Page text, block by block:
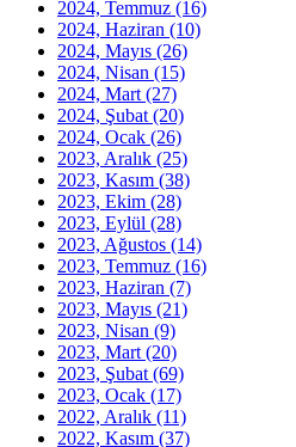
2024, Temmuz (16)
2024, Haziran (10)
2024, Mayıs (26)
2024, Nisan (15)
2024, Mart (27)
2024, Şubat (20)
2024, Ocak (26)
2023, Aralık (25)
2023, Kasım (38)
2023, Ekim (28)
2023, Eylül (28)
2023, Ağustos (14)
2023, Temmuz (16)
2023, Haziran (7)
2023, Mayıs (21)
2023, Nisan (9)
2023, Mart (20)
2023, Şubat (69)
2023, Ocak (17)
2022, Aralık (11)
2022, Kasım (37)